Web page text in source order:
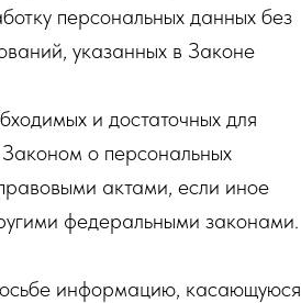
персональных данных без
указанных в Законе
и достаточных для
о персональных
актами, если иное
федеральными законами.
информацию, касающуюся